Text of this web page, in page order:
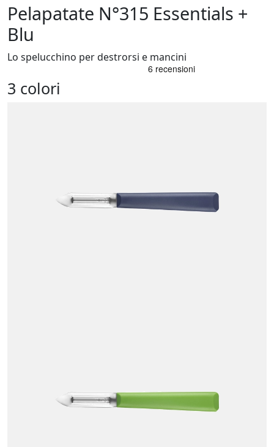
Pelapatate N°315 Essentials +
Blu
Lo spelucchino per destrorsi e mancini
3 colori